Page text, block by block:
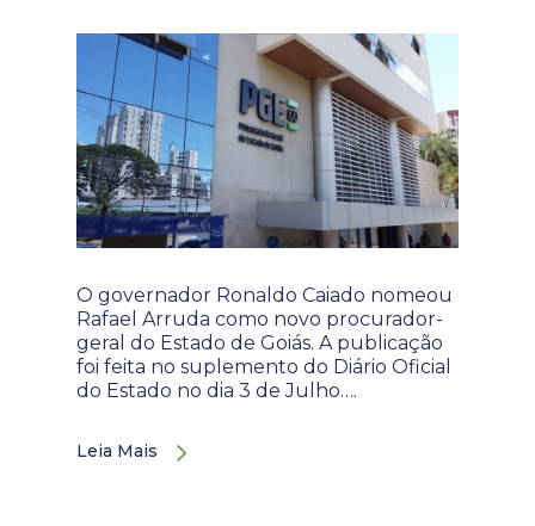
O governador Ronaldo Caiado nomeou
Rafael Arruda como novo procurador-
geral do Estado de Goiás. A publicação
foi feita no suplemento do Diário Oficial
do Estado no dia 3 de Julho….
Leia Mais